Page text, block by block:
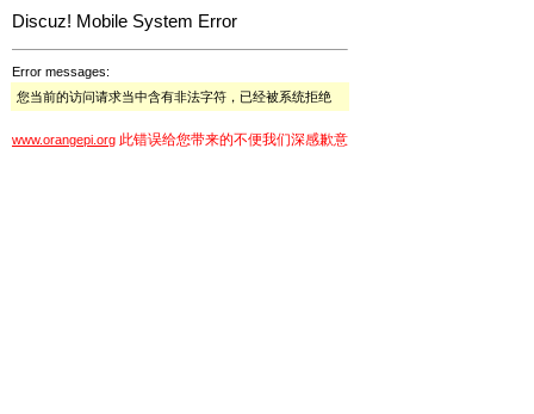
Discuz! Mobile System Error
Error messages:
您当前的访问请求当中含有非法字符，已经被系统拒绝
www.orangepi.org 此错误给您带来的不便我们深感歉意